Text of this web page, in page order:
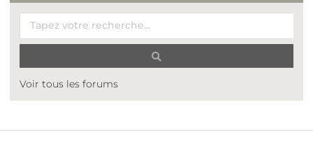
Voir tous les forums